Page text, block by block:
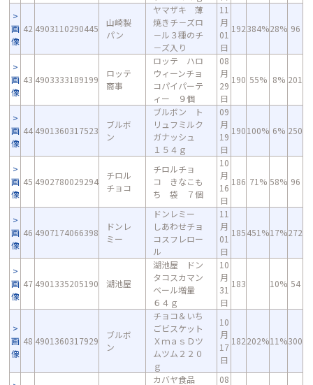
画
像
42 4903110290445
山崎製
パン
ヤマザキ 薄
焼きチ－ズロ
－ル３種のチ
－ズ入り
11
月
01
日
192384%28% 96
画
像
43 4903333189199
ロッテ
商事
ロッテ ハロ
ウィーンチョ
コパイパーテ
ィー ９個
08
月
29
日
190 55% 8% 201
画
像
44 4901360317523
ブルボ
ン
ブルボン ト
リュフミルク
ガナッシュ
１５４ｇ
09
月
19
日
190100% 6% 250
画
像
45 4902780029294
チロル
チョコ
チロルチョ
コ きなこも
ち 袋 ７個
10
月
16
日
186 71% 58% 96
画
像
46 4907174066398
ドンレ
ミー
ドンレミー
しあわせチョ
コスフレロー
ル
11
月
01
日
185451%17%272
画
像
47 4901335205190 湖池屋
湖池屋 ドン
タコスカマン
ベール増量
６４ｇ
10
月
31
日
183 10% 54
画
像
48 4901360317929
ブルボ
ン
チョコ＆いち
ごビスケット
ＸｍａｓＤツ
ムツム２２０
ｇ
10
月
17
日
182202%11%300
カバヤ食品
08